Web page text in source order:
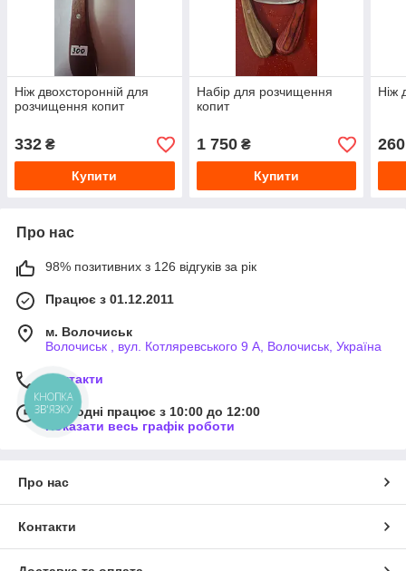
Ніж двохсторонній для
розчищення копит
332 ₴
Купити
Набір для розчищення
копит
1 750₴
Купити
Ніж
260
Про нас
98% позитивних з 126 відгуків за рік
Працює з 01.12.2011
м. Волочиськ
Волочиськ , вул. Котляревського 9 А, Волочиськ, Україна
Контакти
Сьогодні працює з 10:00 до 12:00
Показати весь графік роботи
Про нас
Контакти
КНОПКА
ЗВ'ЯЗКУ